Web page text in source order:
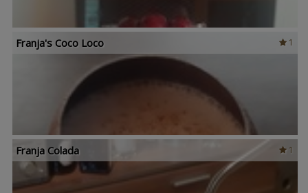
1
Franja's Coco Loco
1
Franja Colada